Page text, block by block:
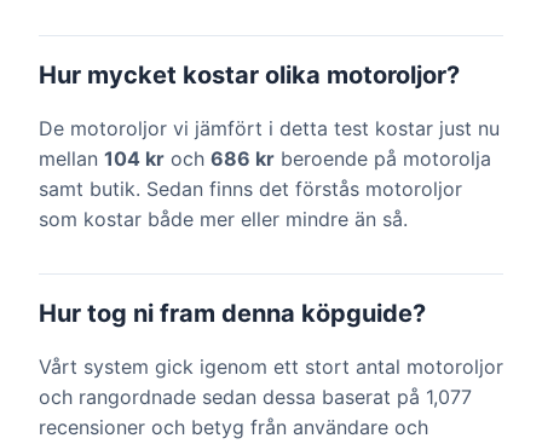
Hur mycket kostar olika motoroljor?
De motoroljor vi jämfört i detta test kostar just nu
mellan 104 kr och 686 kr beroende på motorolja
samt butik. Sedan finns det förstås motoroljor
som kostar både mer eller mindre än så.
Hur tog ni fram denna köpguide?
Vårt system gick igenom ett stort antal motoroljor
och rangordnade sedan dessa baserat på 1,077
recensioner och betyg från användare och